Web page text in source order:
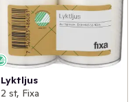
Lyktljus
2 st, Fixa